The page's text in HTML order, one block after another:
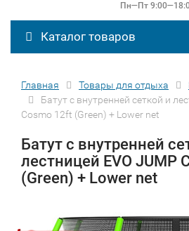
Пн—Пт
Каталог товаров
Главная Товары для отдыха
Батут с внутренней сеткой и
Cosmo 12ft (Green) + Lower net
Батут с внутренней
лестницей EVO JUMP
(Green) + Lower net